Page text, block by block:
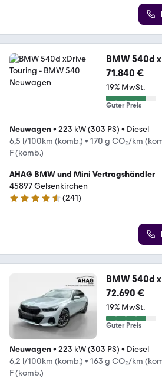
BMW 540d
71.840 €
19% MwSt.
Guter Preis
Neuwagen• 223 kW (303 PS) • Diesel
6,5 l/100km (komb.) • 170 g CO₂/km
F (komb.)
AHAG BMW und Mini Vertragshändler
45897 Gelsenkirchen
4.4 Sterne
(241)
BMW 540d
72.690 €
19% MwSt.
Guter Preis
Neuwagen• 223 kW (303 PS) • Diesel
6,2 l/100km (komb.) • 163 g CO₂/km
F (komb.)